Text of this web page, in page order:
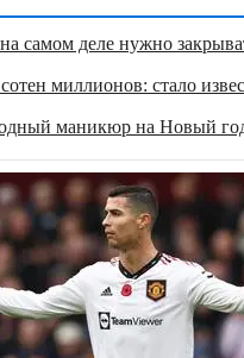
самом деле нужно
миллионов: стало
маникюр на Новый год